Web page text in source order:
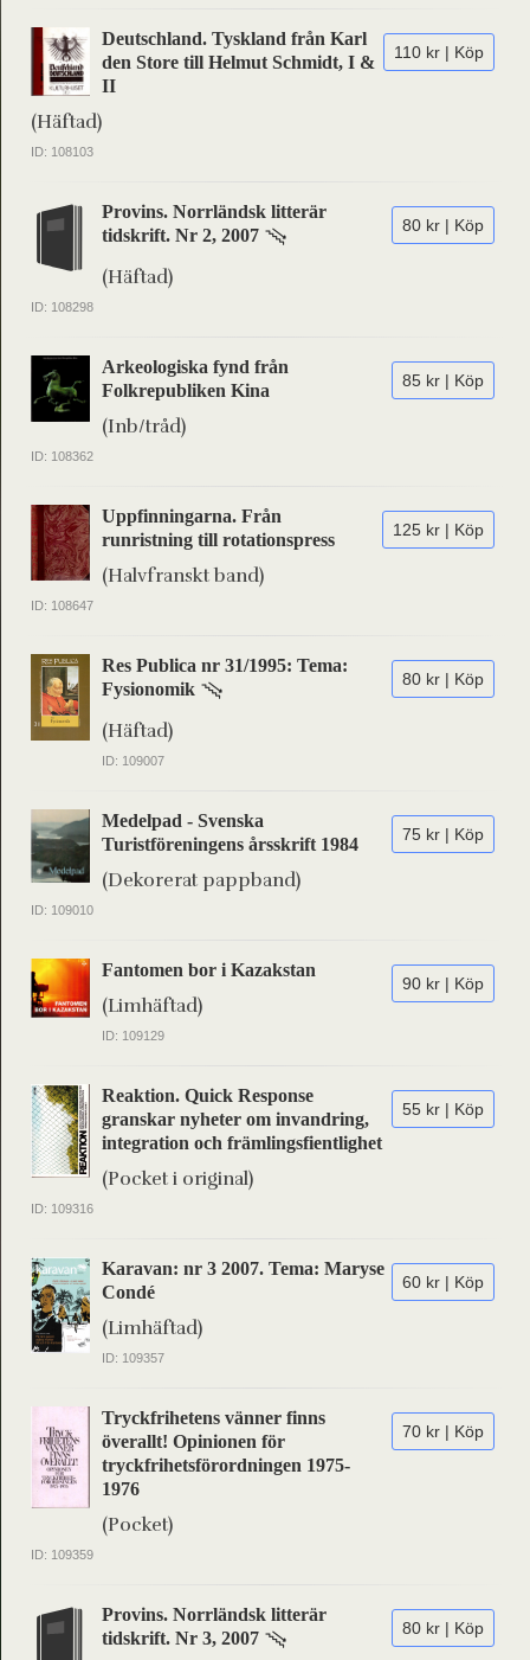
110 kr | Köp
Deutschland. Tyskland från Karl
den Store till Helmut Schmidt, I &
II
(Häftad)
ID: 108103
80 kr | Köp
Provins. Norrländsk litterär
tidskrift. Nr 2, 2007
(Häftad)
ID: 108298
85 kr | Köp
Arkeologiska fynd från
Folkrepubliken Kina
(Inb/tråd)
ID: 108362
125 kr | Köp
Uppfinningarna. Från
runristning till rotationspress
(Halvfranskt band)
ID: 108647
80 kr | Köp
Res Publica nr 31/1995: Tema:
Fysionomik
(Häftad)
ID: 109007
75 kr | Köp
Medelpad - Svenska
Turistföreningens årsskrift 1984
(Dekorerat pappband)
ID: 109010
90 kr | Köp
Fantomen bor i Kazakstan
(Limhäftad)
ID: 109129
55 kr | Köp
Reaktion. Quick Response
granskar nyheter om invandring,
integration och främlingsfientlighet
(Pocket i original)
ID: 109316
60 kr | Köp
Karavan: nr 3 2007. Tema: Maryse
Condé
(Limhäftad)
ID: 109357
70 kr | Köp
Tryckfrihetens vänner finns
överallt! Opinionen för
tryckfrihetsförordningen 1975-
1976
(Pocket)
ID: 109359
80 kr | Köp
Provins. Norrländsk litterär
tidskrift. Nr 3, 2007